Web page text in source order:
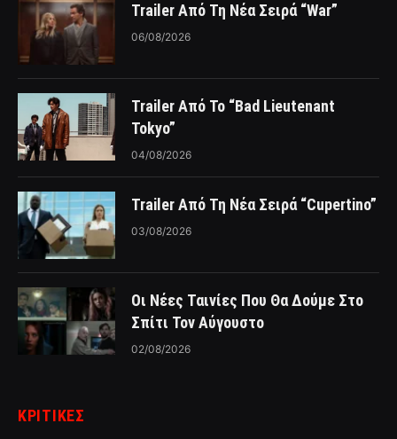
Trailer Από Τη Νέα Σειρά “War”
06/08/2026
Trailer Από Το “Bad Lieutenant
Tokyo”
04/08/2026
Trailer Από Τη Νέα Σειρά “Cupertino”
03/08/2026
Οι Νέες Ταινίες Που Θα Δούμε Στο
Σπίτι Τον Αύγουστο
02/08/2026
ΚΡΙΤΙΚΈΣ